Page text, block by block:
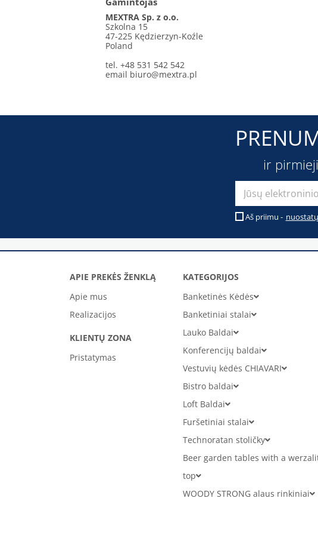
MEXTRA Sp. z o.o.
Szkolna 15
47-225 Kędzierzyn-Koźle
Poland
tel. +48 531 542 542
email biuro@mextra.pl
ir
Aš priimu -
APIE PREKĖS ŽENKLĄ
Apie mus
Realizacijos
KLIENTŲ ZONA
Pristatymas
KATEGORIJOS
Banketinės Kėdės
Banketiniai stalai
Lauko Baldai
Konferencijų baldai
Vestuvių kėdės CHIAVARI
Bistro baldai
Loft Baldai
Furšetiniai stalai
Technoratan stoličky
Beer garden tables with a
top
WOODY STRONG alaus rinkiniai